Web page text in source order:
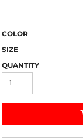
COLOR
SIZE
QUANTITY